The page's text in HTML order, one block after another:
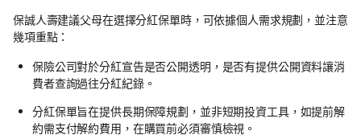
保誠人壽建議父母在選擇分紅保單時，可依據個人需求規劃，並注意
幾項重點：
保險公司對於分紅宣告是否公開透明，是否有提供公開資料讓消
費者查詢過往分紅紀錄。
分紅保單旨在提供長期保障規劃，並非短期投資工具，如提前解
約需支付解約費用，在購買前必須審慎檢視。